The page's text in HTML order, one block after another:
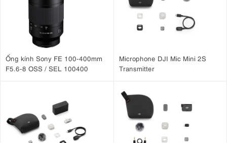
Ống kính Sony FE 100-400mm
F5.6-8 OSS / SEL 100400
Microphone DJI Mic Mini 2S
Transmitter